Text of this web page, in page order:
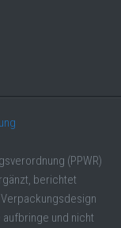
(PPWR)
berichtet
und nicht